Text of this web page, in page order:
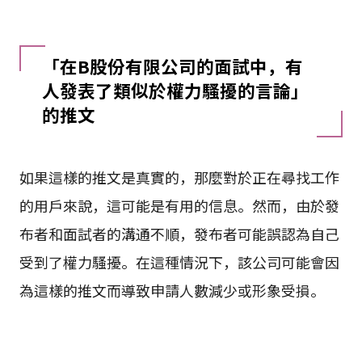
「在B股份有限公司的面試中，有
人發表了類似於權力騷擾的言論」
的推文
如果這樣的推文是真實的，那麼對於正在尋找工作
的用戶來說，這可能是有用的信息。然而，由於發
布者和面試者的溝通不順，發布者可能誤認為自己
受到了權力騷擾。在這種情況下，該公司可能會因
為這樣的推文而導致申請人數減少或形象受損。